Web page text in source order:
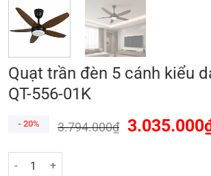
Quạt trần đèn 5 cánh kiểu
QT-556-01K
- 20% 3.794.000₫ 3.035.000
Quạt trần đèn 5 cánh kiểu dáng hiện đại QT-